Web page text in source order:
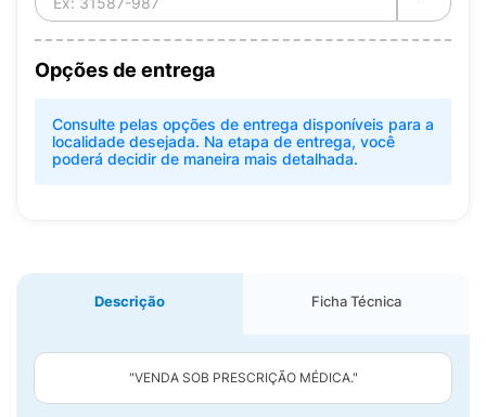
Opções de entrega
Consulte pelas opções de entrega disponíveis para a
localidade desejada. Na etapa de entrega, você
poderá decidir de maneira mais detalhada.
Descrição Ficha Técnica
"VENDA SOB PRESCRIÇÃO MÉDICA."